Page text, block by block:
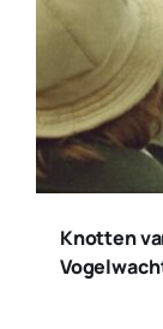
Knotten